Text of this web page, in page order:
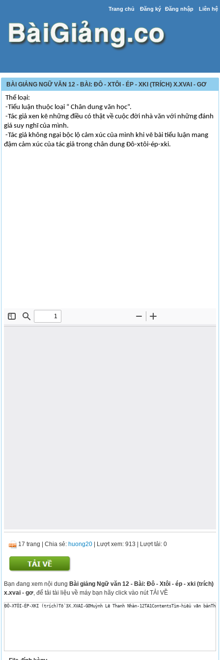
Trang chủ Đăng ký Đăng nhập Liên hệ
BÀI GIẢNG NGỮ VĂN 12 - BÀI: ĐÔ - XTÔI - ÉP - XKI (TRÍCH) X.XVAI - GƠ
Thể loại:
-Tiểu luận thuộc loại “ Chân dung văn học”.
-Tác giả xen kẽ những điều có thật về cuộc đời nhà văn với những đánh
giá suy nghĩ của mình.
-Tác giả không ngại bộc lộ cảm xúc của mình khi vẽ bài tiểu luận mang
đậm cảm xúc của tác giả trong chân dung Đô-xtôi-ép-xki.
17 trang |Chia sẻ: huong20 | Lượt xem: 913 | Lượt tải: 0
Bạn đang xem nội dungBài giảng Ngữ văn 12 - Bài: Đô - Xtôi - ép - xki (trích)
x.xvai - gơ , để tải tài liệu về máy bạn hãy click vào nút TẢI VỀ